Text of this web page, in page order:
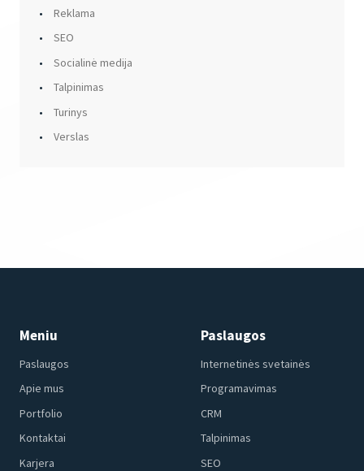
Reklama
SEO
Socialinė medija
Talpinimas
Turinys
Verslas
Meniu
Paslaugos
Apie mus
Portfolio
Kontaktai
Karjera
Paslaugos
Internetinės svetainės
Programavimas
CRM
Talpinimas
SEO